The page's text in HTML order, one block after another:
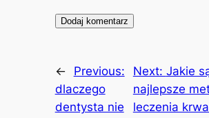
←
Previous:
dlaczego
dentysta nie
Next: Jakie
najlepsze
leczenia